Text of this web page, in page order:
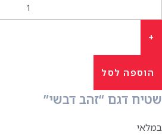
הוספה לסל
שטיח דגם “זהב דבשי”
במלאי